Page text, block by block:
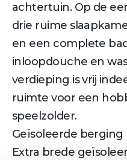
achtertuin. Op de
drie ruime
en een complete
inloopdouche en
verdieping is vrij
ruimte voor een
speelzolder.
Geïsoleerde berging
Extra brede